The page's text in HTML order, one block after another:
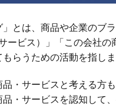
とは、商品や企業のブ
ービス）」「この会社
らうための活動を指しま
品・サービスと考える方
・サービスを認知して